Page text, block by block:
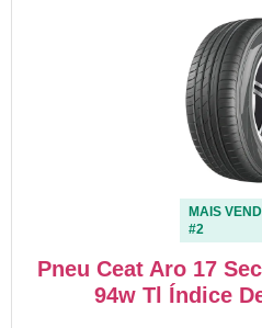
MAIS
#2
Pneu Ceat Aro 17
94w Tl Índice